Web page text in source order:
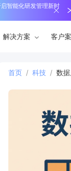
启智能化研发管理新时
解决方案 客户
首页 / 科技 / 数